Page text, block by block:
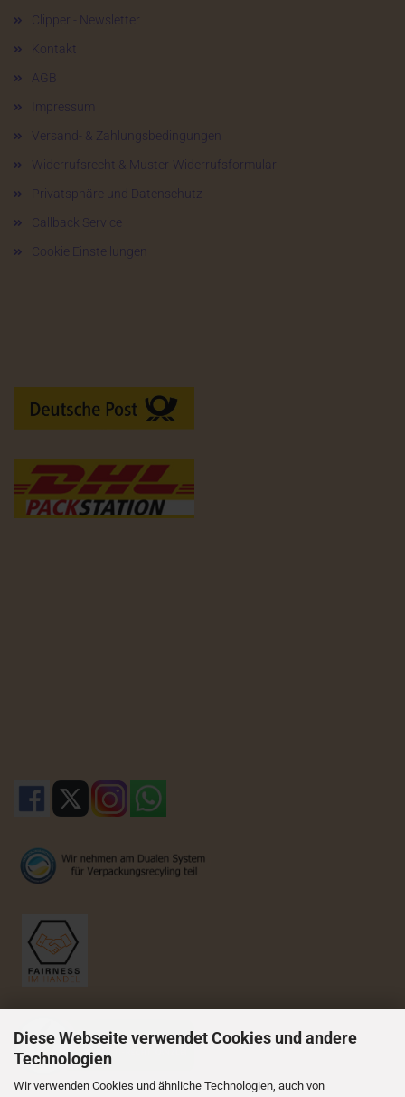
Diese Webseite verwendet Cookies und andere
Technologien
Wir verwenden Cookies und ähnliche Technologien, auch von
Clipper - Newsletter
Kontakt
AGB
Impressum
Versand- & Zahlungsbedingungen
Widerrufsrecht & Muster-Widerrufsformular
Privatsphäre und Datenschutz
Callback Service
Cookie Einstellungen